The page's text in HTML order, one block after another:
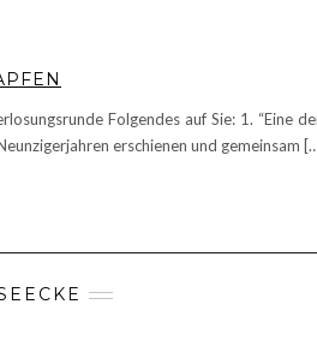
Folgendes auf Sie: 1. “Eine
erschienen und gemeinsam